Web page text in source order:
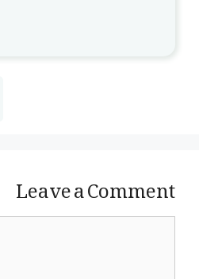
Leave a Comment